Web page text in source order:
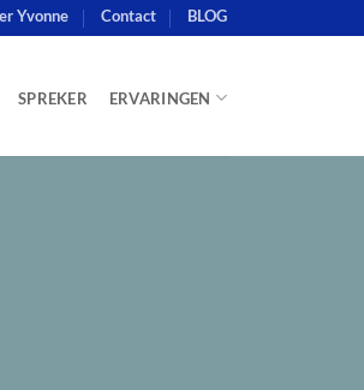
Yvonne Contact BLOG
SPREKER ERVARINGEN